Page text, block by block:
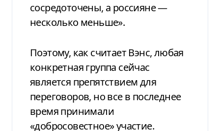
сосредоточены, а россияне —
несколько меньше».
Поэтому, как считает Вэнс, любая
конкретная группа сейчас
является препятствием для
переговоров, но все в последнее
время принимали
«добросовестное» участие.